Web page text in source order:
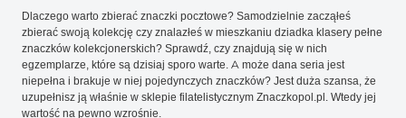
Dlaczego warto zbierać znaczki pocztowe? Samodzielnie zacząłeś
zbierać swoją kolekcję czy znalazłeś w mieszkaniu dziadka klasery pełne
znaczków kolekcjonerskich? Sprawdź, czy znajdują się w nich
egzemplarze, które są dzisiaj sporo warte. A może dana seria jest
niepełna i brakuje w niej pojedynczych znaczków? Jest duża szansa, że
uzupełnisz ją właśnie w sklepie filatelistycznym Znaczkopol.pl. Wtedy jej
wartość na pewno wzrośnie.